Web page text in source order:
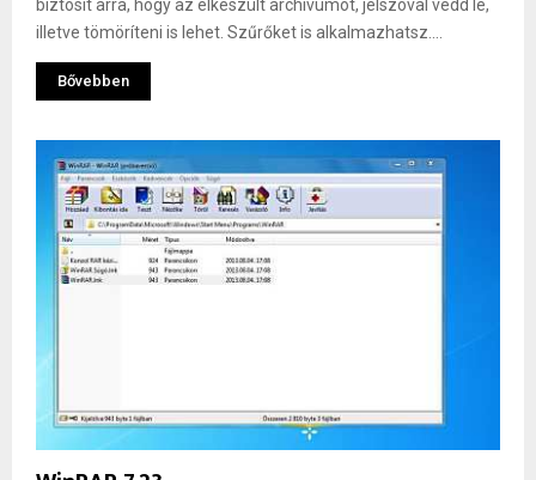
biztosít arra, hogy az elkészült archívumot, jelszóval védd le,
illetve tömöríteni is lehet. Szűrőket is alkalmazhatsz....
Bővebben